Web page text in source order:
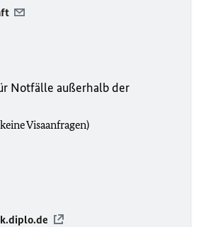
Notfälle außerhalb der
Visaanfragen)